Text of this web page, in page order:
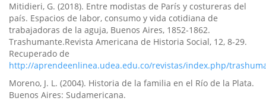
Mitidieri, G. (2018). Entre modistas de Parí­s y costureras del
paí­s. Espacios de labor, consumo y vida cotidiana de
trabajadoras de la aguja, Buenos Aires, 1852-1862.
Trashumante.Revista Americana de Historia Social, 12, 8-29.
Recuperado de
http://aprendeenlinea.udea.edu.co/revistas/index.php/
Moreno, J. L. (2004). Historia de la familia en el Rí­o de la Plata.
Buenos Aires: Sudamericana.